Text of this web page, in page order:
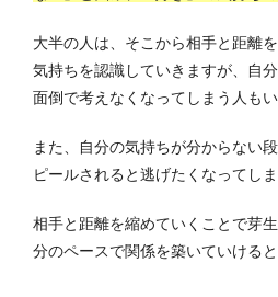
大半の人は、そこから相手と距離
気持ちを認識していきますが、自
面倒で考えなくなってしまう人もい
また、自分の気持ちが分からない
ピールされると逃げたくなってしま
相手と距離を縮めていくことで芽
分のペースで関係を築いていけると